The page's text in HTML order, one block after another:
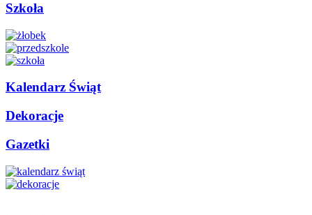
Szkoła
Kalendarz Świąt
Dekoracje
Gazetki